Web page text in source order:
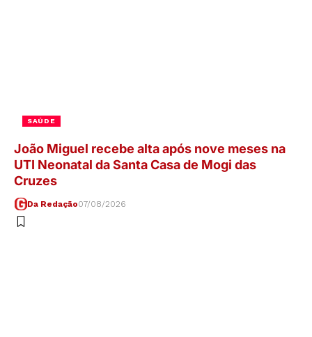
SAÚDE
João Miguel recebe alta após nove meses na
UTI Neonatal da Santa Casa de Mogi das
Cruzes
Da Redação07/08/2026